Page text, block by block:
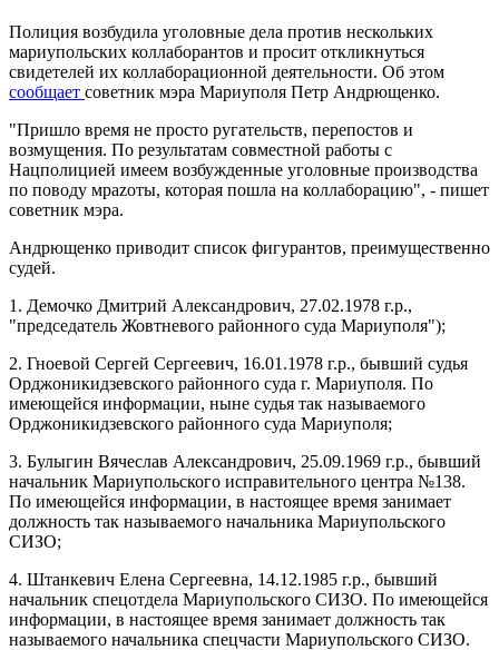
Полиция возбудила уголовные дела против нескольких
мариупольских коллаборантов и просит откликнуться
свидетелей их коллаборационной деятельности. Об этом
сообщает советник мэра Мариуполя Петр Андрющенко.
"Пришло время не просто ругательств, перепостов и
возмущения. По результатам совместной работы с
Нацполицией имеем возбужденные уголовные производства
по поводу мраzоты, которая пошла на коллаборацию", - пишет
советник мэра.
Андрющенко приводит список фигурантов, преимущественно
судей.
1. Демочко Дмитрий Александрович, 27.02.1978 г.р.,
"председатель Жовтневого районного суда Мариуполя");
2. Гноевой Сергей Сергеевич, 16.01.1978 г.р., бывший судья
Орджоникидзевского районного суда г. Мариуполя. По
имеющейся информации, ныне судья так называемого
Орджоникидзевского районного суда Мариуполя;
3. Булыгин Вячеслав Александрович, 25.09.1969 г.р., бывший
начальник Мариупольского исправительного центра №138.
По имеющейся информации, в настоящее время занимает
должность так называемого начальника Мариупольского
СИЗО;
4. Штанкевич Елена Сергеевна, 14.12.1985 г.р., бывший
начальник спецотдела Мариупольского СИЗО. По имеющейся
информации, в настоящее время занимает должность так
называемого начальника спецчасти Мариупольского СИЗО.